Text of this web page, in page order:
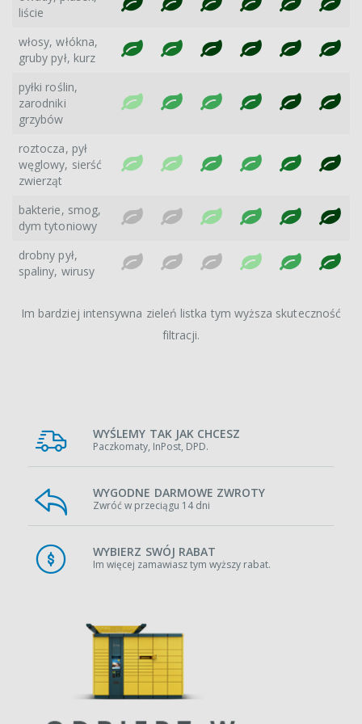
liście
włosy, włókna,
gruby pył, kurz
pyłki roślin,
zarodniki
grzybów
roztocza, pył
węglowy, sierść
zwierząt
bakterie, smog,
dym tytoniowy
drobny pył,
spaliny, wirusy
Im bardziej intensywna zieleń listka tym wyższa skuteczność
filtracji.
WYŚLEMY TAK JAK CHCESZ
Paczkomaty, InPost, DPD.
WYGODNE DARMOWE ZWROTY
Zwróć w przeciągu 14 dni
WYBIERZ SWÓJ RABAT
Im więcej zamawiasz tym wyższy rabat.